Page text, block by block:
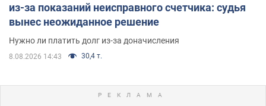
из-за показаний неисправного счетчика: судья
вынес неожиданное решение
Нужно ли платить долг из-за доначисления
8.08.2026 14:43 30,4 т.